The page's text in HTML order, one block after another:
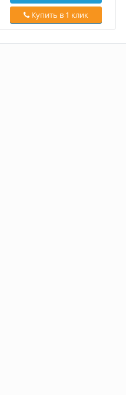
Купить в 1 клик